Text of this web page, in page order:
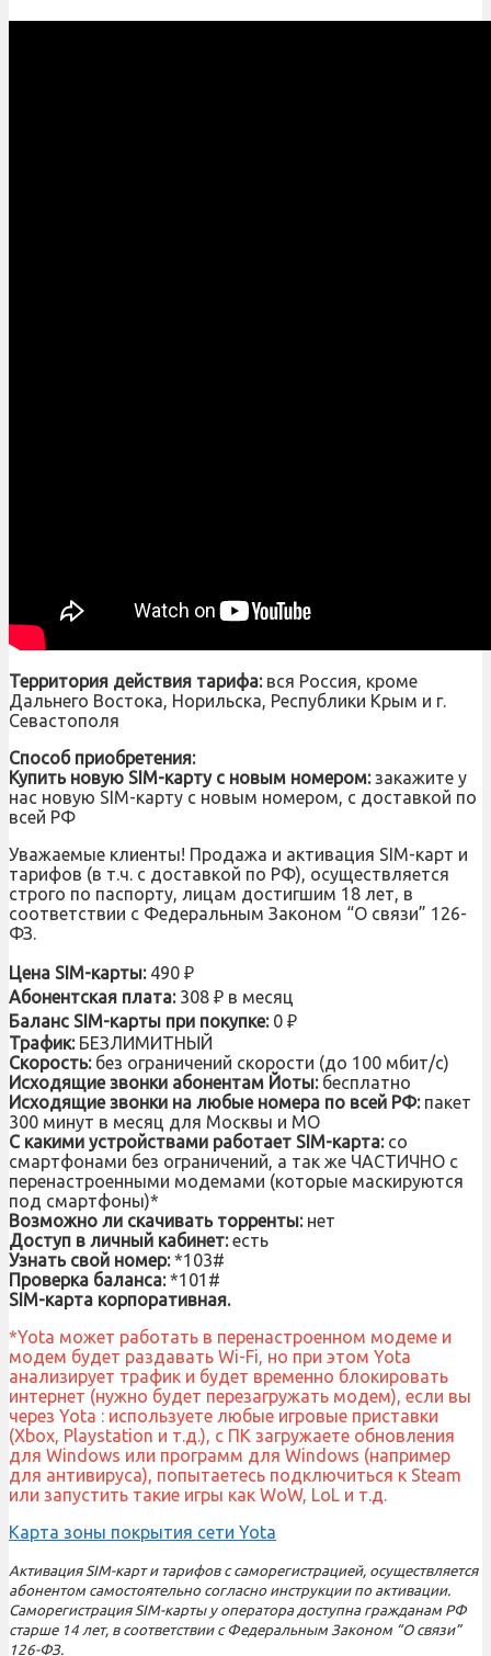
Территория действия тарифа:вся Россия, кроме
Дальнего Востока, Норильска, Республики Крым и г.
Севастополя
Способ приобретения:
Купить новую SIM-карту с новым номером:закажите у
нас новую SIM-карту с новым номером, с доставкой по
всей РФ
Уважаемые клиенты! Продажа и активация SIM-карт и
тарифов (в т.ч. с доставкой по РФ), осуществляется
строго по паспорту, лицам достигшим 18 лет, в
соответствии с Федеральным Законом “О связи” 126-
ФЗ.
Цена SIM-карты:490 ₽
Абонентская плата:308 ₽ в месяц
Баланс SIM-карты при покупке:0 ₽
Трафик:БЕЗЛИМИТНЫЙ
Скорость:без ограничений скорости (до 100 мбит/с)
Исходящие звонки абонентам Йоты:бесплатно
Исходящие звонки на любые номера по всей РФ:пакет
300 минут в месяц для Москвы и МО
С какими устройствами работает SIM-карта:со
смартфонами без ограничений, а так же ЧАСТИЧНО с
перенастроенными модемами (которые маскируются
под смартфоны)*
Возможно ли скачивать торренты:нет
Доступ в личный кабинет:есть
Узнать свой номер:*103#
Проверка баланса:*101#
SIM-карта корпоративная.
*Yota может работать в перенастроенном модеме и
модем будет раздавать Wi-Fi, но при этом Yota
анализирует трафик и будет временно блокировать
интернет (нужно будет перезагружать модем), если вы
через Yota : используете любые игровые приставки
(Xbox, Playstation и т.д.), с ПК загружаете обновления
для Windows или программ для Windows (например
для антивируса), попытаетесь подключиться к Steam
или запустить такие игры как WoW, LoL и т.д.
Карта зоны покрытия сети Yota
Активация SIM-карт и тарифов с саморегистрацией, осуществляется
абонентом самостоятельно согласно инструкции по активации.
Саморегистрация SIM-карты у оператора доступна гражданам РФ
старше 14 лет, в соответствии с Федеральным Законом “О связи”
126-ФЗ.